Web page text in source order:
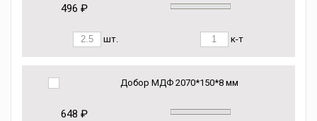
496 ₽
шт. к-т
Добор МДФ 2070*150*8 мм
648 ₽